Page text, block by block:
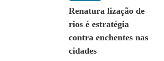
Renatura lização de
rios é estratégia
contra enchentes nas
cidades